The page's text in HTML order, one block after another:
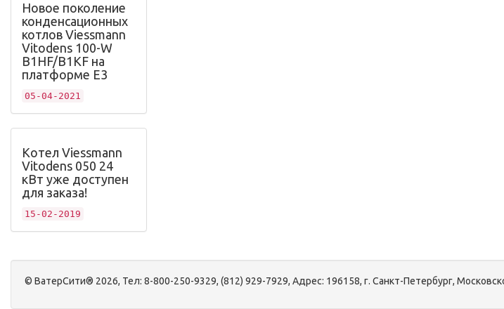
Новое поколение
конденсационных
котлов Viessmann
Vitodens 100-W
B1HF/B1KF на
платформе Е3
05-04-2021
Котел Viessmann
Vitodens 050 24
кВт уже доступен
для заказа!
15-02-2019
© ВатерСити® 2026, Тел: 8-800-250-9329, (812) 929-7929, Адрес: 196158, г. Санкт-Петербург,